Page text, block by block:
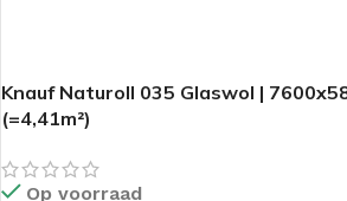
Knauf Naturoll 035 Glaswol |
(=4,41m²)
Op voorraad